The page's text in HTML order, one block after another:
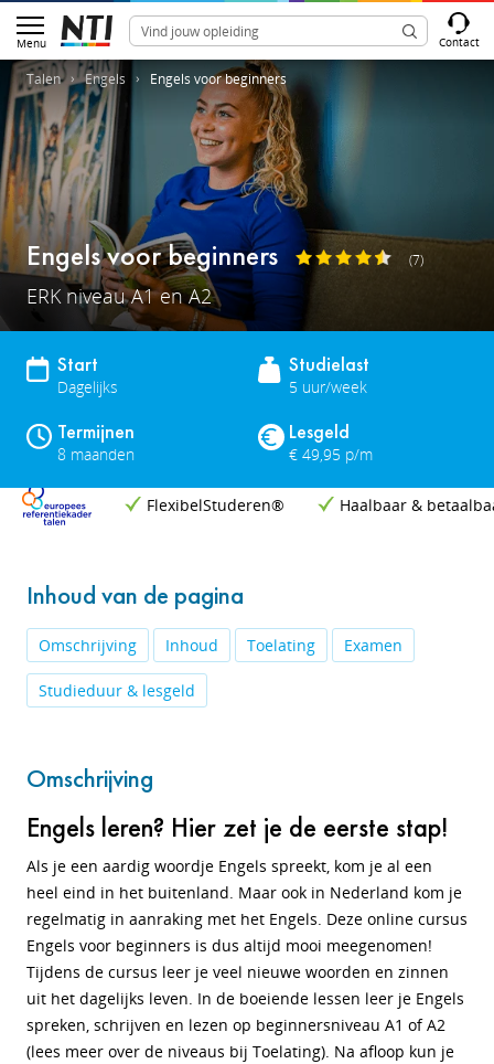
Menu Contact
Talen Engels Engels voor beginners
Engels voor beginners (7)
ERK niveau A1 en A2
Start
Dagelijks
Studielast
5 uur/week
Termijnen
8 maanden
Lesgeld
€ 49,95 p/m
FlexibelStuderen® Haalbaar &
Inhoud van de pagina
Omschrijving Inhoud Toelating Examen
Studieduur & lesgeld
Omschrijving
Engels leren? Hier zet je de eerste stap!
Als je een aardig woordje Engels spreekt, kom je al een
heel eind in het buitenland. Maar ook in Nederland kom je
regelmatig in aanraking met het Engels. Deze online cursus
Engels voor beginners is dus altijd mooi meegenomen!
Tijdens de cursus leer je veel nieuwe woorden en zinnen
uit het dagelijks leven. In de boeiende lessen leer je Engels
spreken, schrijven en lezen op beginnersniveau A1 of A2
(lees meer over de niveaus bij Toelating). Na afloop kun je